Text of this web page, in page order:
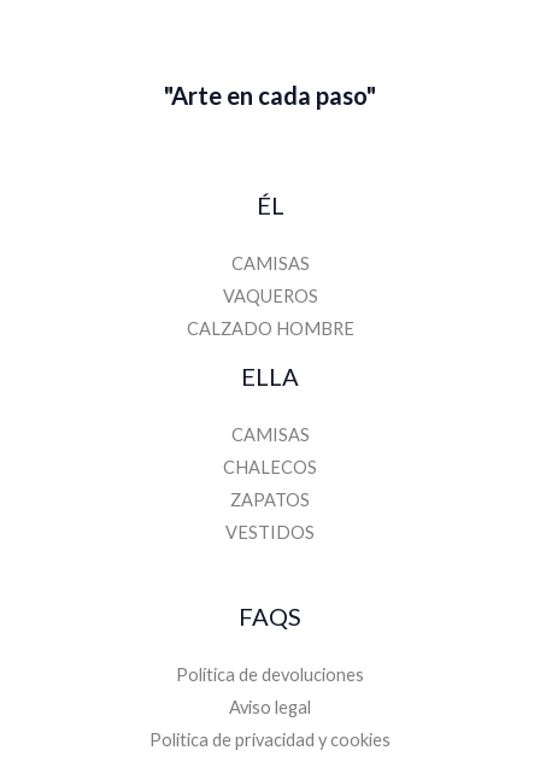
i
"Arte en cada paso"
ÉL
CAMISAS
VAQUEROS
CALZADO HOMBRE
ELLA
CAMISAS
CHALECOS
ZAPATOS
VESTIDOS
FAQS
Política de devoluciones
Aviso legal
Politica de privacidad y cookies